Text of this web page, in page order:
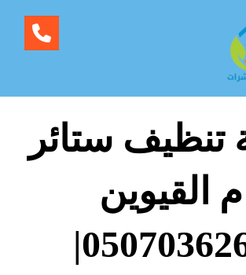
ستائر
ام القيوين
|0507036261|